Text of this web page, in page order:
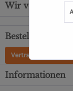
Wir versenden
Bestellung,
Vertrag widerrufen
Informationen